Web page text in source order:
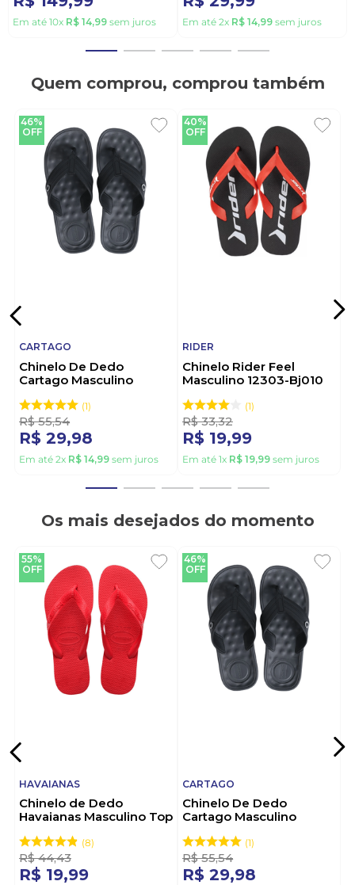
Em até 10x R$ 14,99 sem juros Em até 2x R$ 14,99 sem juros
Quem comprou, comprou também
46%
OFF
CARTAGO
Chinelo De Dedo
Cartago Masculino
Cinza
1
R$ 55,54
R$ 29,98
Em até 2x R$ 14,99 sem juros
40%
OFF
RIDER
Chinelo Rider Feel
Masculino 12303-Bj010
1
R$ 33,32
R$ 19,99
Em até 1x R$ 19,99 sem juros
Os mais desejados do momento
55%
OFF
HAVAIANAS
Chinelo de Dedo
Havaianas Masculino Top
8
R$ 44,43
R$ 19,99
46%
OFF
CARTAGO
Chinelo De Dedo
Cartago Masculino
Cinza
1
R$ 55,54
R$ 29,98